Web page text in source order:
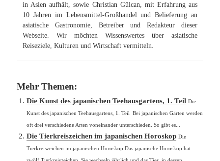
in Asien aufhält, sowie Christian Gülcan, mit Erfahrung aus
10 Jahren im Lebensmittel-Großhandel und Belieferung an
asiatische Gastronomie, Betreiber und Redakteur dieser
Webseite. Wir möchten Wissenswertes über asiatische
Reiseziele, Kulturen und Wirtschaft vermitteln.
Mehr Themen:
Die Kunst des japanischen Teehausgartens, 1. Teil Die
Kunst des japanischen Teehausgartens, 1. Teil Bei japanischen Gärten werden
oft drei verschiedene Arten voneinander unterschieden. So gibt es...
Die Tierkreiszeichen im japanischen Horoskop Die
Tierkreiszeichen im japanischen Horoskop Das japanische Horoskop hat
zwölf Tierkreiszeichen. Sie wechseln jährlich und das Tier, in dessen